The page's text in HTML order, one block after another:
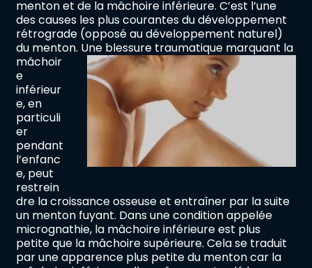
menton et de la mâchoire inférieure. C’est l’une
des causes les plus courantes du développement
rétrograde (opposé au développement naturel)
du menton. Une blessure traumatique marquant la
mâchoir
e
inférieur
e, en
particuli
er
pendant
l’enfanc
e, peut
restrein
dre la croissance osseuse et entraîner par la suite
un menton fuyant. Dans une condition appelée
micrognathie, la mâchoire inférieure est plus
petite que la mâchoire supérieure. Cela se traduit
par une apparence plus petite du menton car la